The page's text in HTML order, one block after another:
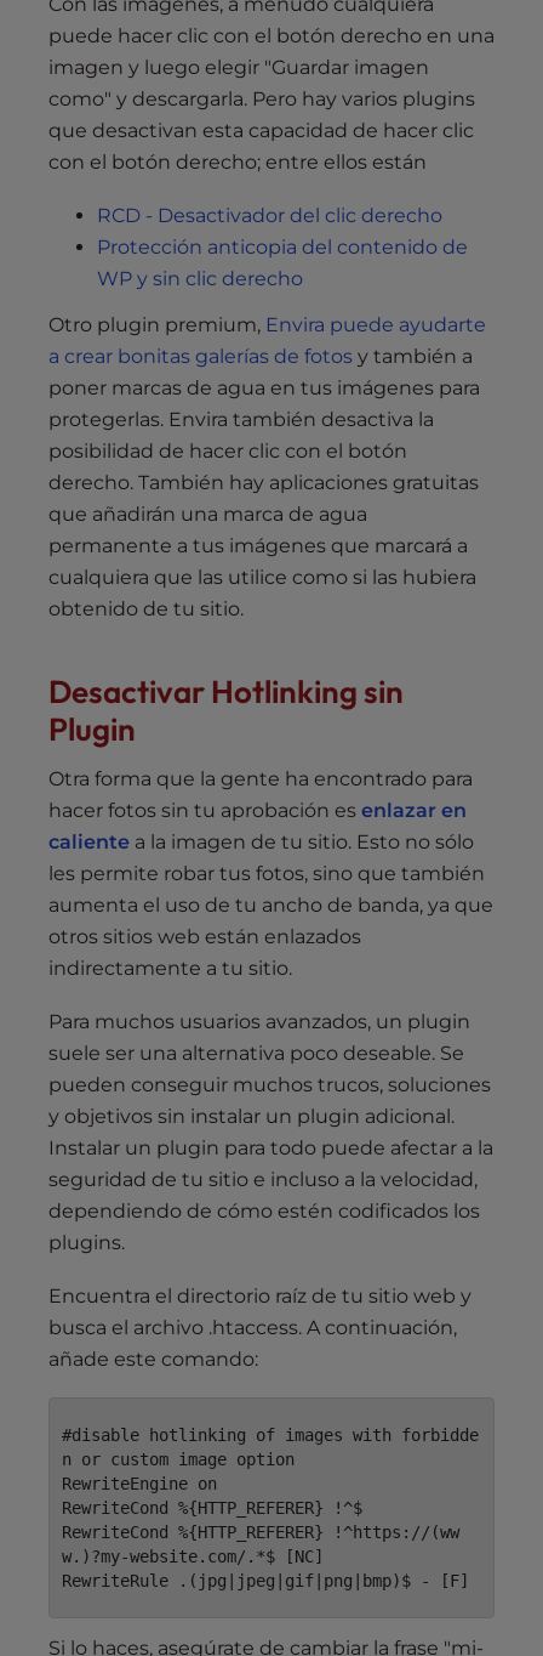
puede hacer clic con el botón derecho en una
imagen y luego elegir "Guardar imagen
como" y descargarla. Pero hay varios plugins
que desactivan esta capacidad de hacer clic
con el botón derecho; entre ellos están
RCD - Desactivador del clic derecho
Protección anticopia del contenido de
WP y sin clic derecho
Otro plugin premium, Envira puede ayudarte
a crear bonitas galerías de fotos y también a
poner marcas de agua en tus imágenes para
protegerlas. Envira también desactiva la
posibilidad de hacer clic con el botón
derecho. También hay aplicaciones gratuitas
que añadirán una marca de agua
permanente a tus imágenes que marcará a
cualquiera que las utilice como si las hubiera
obtenido de tu sitio.
Desactivar Hotlinking sin
Plugin
Otra forma que la gente ha encontrado para
hacer fotos sin tu aprobación es enlazar en
caliente a la imagen de tu sitio. Esto no sólo
les permite robar tus fotos, sino que también
aumenta el uso de tu ancho de banda, ya que
otros sitios web están enlazados
indirectamente a tu sitio.
Para muchos usuarios avanzados, un plugin
suele ser una alternativa poco deseable. Se
pueden conseguir muchos trucos, soluciones
y objetivos sin instalar un plugin adicional.
Instalar un plugin para todo puede afectar a la
seguridad de tu sitio e incluso a la velocidad,
dependiendo de cómo estén codificados los
plugins.
Encuentra el directorio raíz de tu sitio web y
busca el archivo .htaccess. A continuación,
añade este comando:
#disable hotlinking of images with forbidde
n or custom image option
RewriteEngine on
RewriteCond %{HTTP_REFERER} !^$
RewriteCond %{HTTP_REFERER} !^https://(ww
w.)?my-website.com/.*$ [NC]
RewriteRule .(jpg|jpeg|gif|png|bmp)$ - [F]
Si lo haces, asegúrate de cambiar la frase "mi-